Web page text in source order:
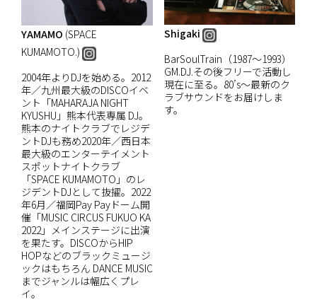
YAMAMO (SPACE
KUMAMOTO.)
2004年よりDJを始める。2012
年／九州最大級のDISCOイベ
ント「MAHARAJA NIGHT
KYUSHU」熊本代表専属 DJ。
熊本のナイトクラブでレジデ
ントDJも務め2020年／西日本
最大級のエンターテイメント
スポットナイトクラブ
「SPACE KUMAMOTO」のレ
ジデントDJとして抜擢。2022
年6月／福岡Pay Payドーム開
催「MUSIC CIRCUS FUKUO KA
2022」メインステージに出演
を果たす。DISCOからHIP
HOPなどのブラックミュージ
ックはもちろん DANCE MUSIC
までジャンルは幅広くプレ
イ。
Shigaki
BarSoulTrain（1987～1993）
GM.DJ.その後フリーで活動し
現在に至る。80’s～最新のク
ラブサウンドをお届けしま
す。